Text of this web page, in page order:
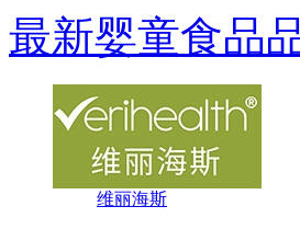
最新婴童食品
维丽海斯